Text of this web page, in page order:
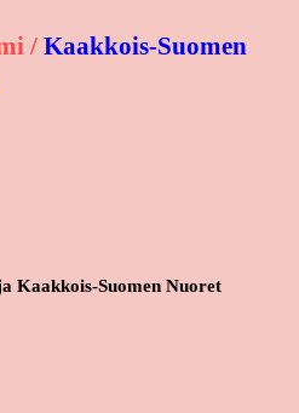
/ Kaakkois-Suomen
Kaakkois-Suomen Nuoret